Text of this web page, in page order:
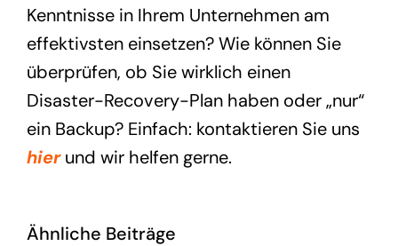
Kenntnisse in Ihrem Unternehmen am
effektivsten einsetzen? Wie können Sie
überprüfen, ob Sie wirklich einen
Disaster-Recovery-Plan haben oder „nur“
ein Backup? Einfach: kontaktieren Sie uns
hier und wir helfen gerne.
Ähnliche Beiträge